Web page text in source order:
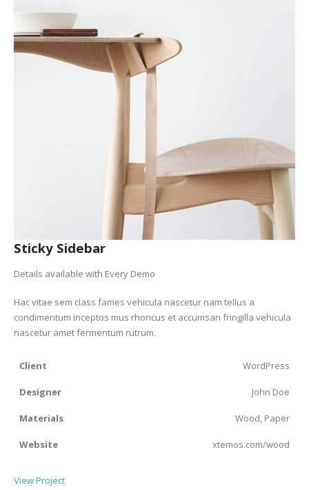
Sticky Sidebar
Details available with Every Demo
Hac vitae sem class fames vehicula nascetur nam tellus a
condimentum inceptos mus rhoncus et accumsan fringilla vehicula
nascetur amet fermentum rutrum.
Client WordPress
Designer John Doe
Materials Wood, Paper
Website xtemos.com/wood
View Project